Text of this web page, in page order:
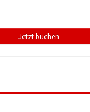
Jetzt buchen